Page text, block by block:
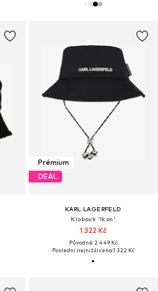
Prémium
DEAL
KARL LAGERFELD
Klobouk 'Ikon'
1 322 Kč
Původně: 2 449 Kč
Poslední nejnižší cena:1 322 Kč